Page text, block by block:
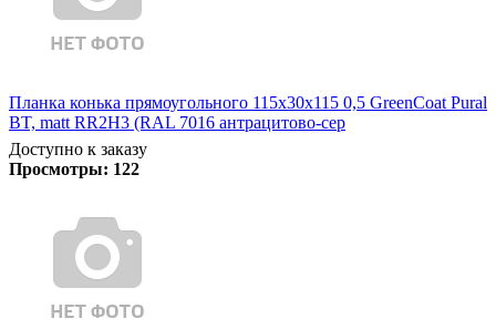
Планка конька прямоугольного 115х30х115 0,5 GreenCoat Pural
BT, matt RR2Н3 (RAL 7016 антрацитово-сер
Доступно к заказу
Просмотры: 122